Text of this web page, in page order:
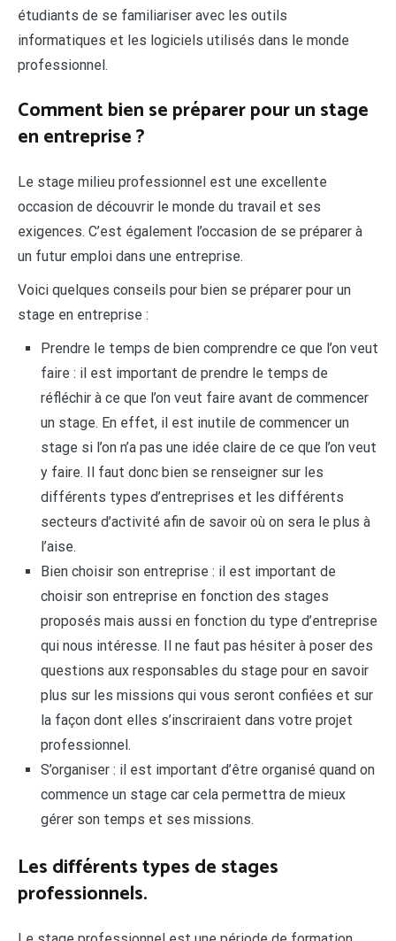
étudiants de se familiariser avec les outils
informatiques et les logiciels utilisés dans le monde
professionnel.
Comment bien se préparer pour un stage
en entreprise ?
Le stage milieu professionnel est une excellente
occasion de découvrir le monde du travail et ses
exigences. C’est également l’occasion de se préparer à
un futur emploi dans une entreprise.
Voici quelques conseils pour bien se préparer pour un
stage en entreprise :
Prendre le temps de bien comprendre ce que l’on veut
faire : il est important de prendre le temps de
réfléchir à ce que l’on veut faire avant de commencer
un stage. En effet, il est inutile de commencer un
stage si l’on n’a pas une idée claire de ce que l’on veut
y faire. Il faut donc bien se renseigner sur les
différents types d’entreprises et les différents
secteurs d’activité afin de savoir où on sera le plus à
l’aise.
Bien choisir son entreprise : il est important de
choisir son entreprise en fonction des stages
proposés mais aussi en fonction du type d’entreprise
qui nous intéresse. Il ne faut pas hésiter à poser des
questions aux responsables du stage pour en savoir
plus sur les missions qui vous seront confiées et sur
la façon dont elles s’inscriraient dans votre projet
professionnel.
S’organiser : il est important d’être organisé quand on
commence un stage car cela permettra de mieux
gérer son temps et ses missions.
Les différents types de stages
professionnels.